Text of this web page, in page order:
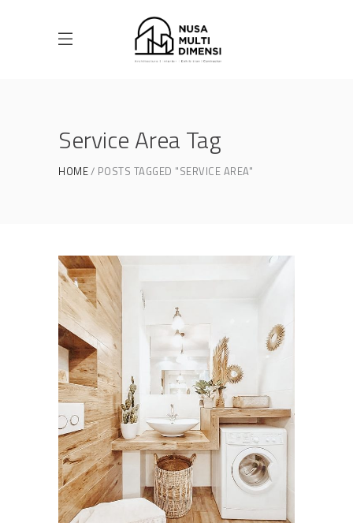
Service Area Tag
HOME POSTS TAGGED "SERVICE AREA"